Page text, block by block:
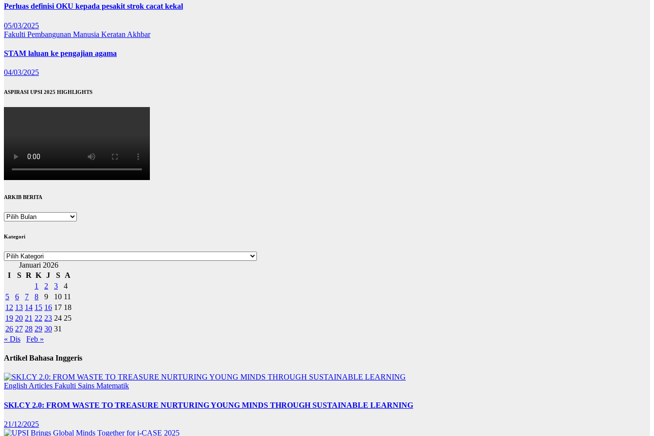
Perluas definisi OKU kepada pesakit strok cacat kekal
05/03/2025
Fakulti Pembangunan Manusia Keratan Akhbar
STAM laluan ke pengajian agama
04/03/2025
ASPIRASI UPSI 2025 HIGHLIGHTS
ARKIB BERITA
ARKIB
Kategori
Kategori
Januari 2026
I
S R K J S
A
1
2 3
4
5
6 7 8 9 10 11
12 13 14 15 16 17 18
19 20 21 22 23 24 25
26 27 28 29 30 31
« Dis
Feb »
Artikel Bahasa Inggeris
English Articles Fakulti Sains Matematik
SKI.CY 2.0: FROM WASTE TO TREASURE NURTURING YOUNG MINDS THROUGH SUSTAINABLE LEARNING
21/12/2025